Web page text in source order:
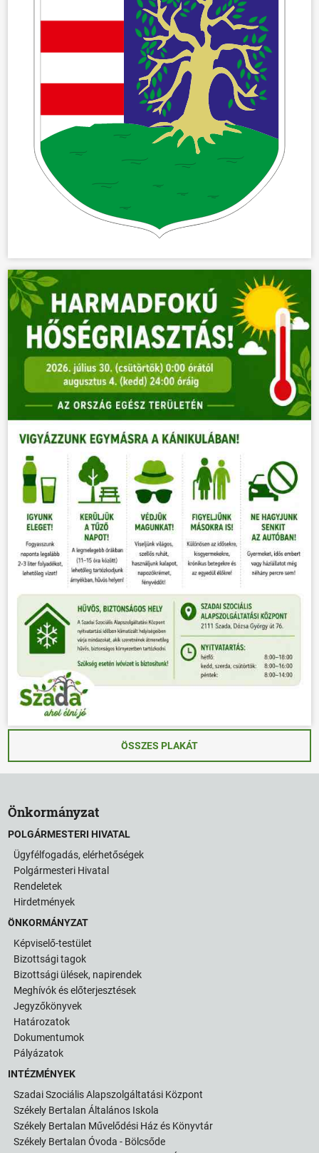
ÖSSZES PLAKÁT
Önkormányzat
POLGÁRMESTERI HIVATAL
Ügyfélfogadás, elérhetőségek
Polgármesteri Hivatal
Rendeletek
Hirdetmények
ÖNKORMÁNYZAT
Képviselő-testület
Bizottsági tagok
Bizottsági ülések, napirendek
Meghívók és előterjesztések
Jegyzőkönyvek
Határozatok
Dokumentumok
Pályázatok
INTÉZMÉNYEK
Szadai Szociális Alapszolgáltatási Központ
Székely Bertalan Általános Iskola
Székely Bertalan Művelődési Ház és Könyvtár
Székely Bertalan Óvoda - Bölcsőde